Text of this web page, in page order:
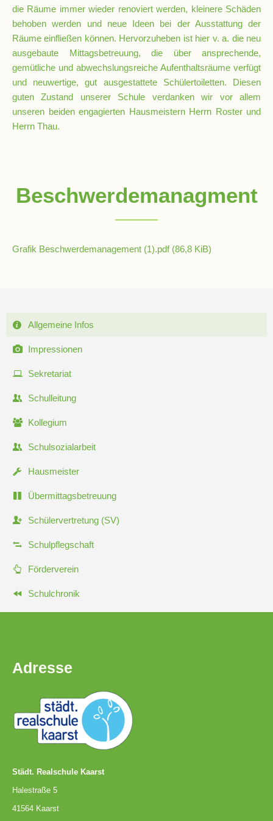
Handynutzung
Datenschutz
die Räume immer wieder renoviert werden, kleinere Schäden
behoben werden und neue Ideen bei der Ausstattung der
Räume einfließen können. Hervorzuheben ist hier v. a. die neu
ausgebaute Mittagsbetreuung, die über ansprechende,
gemütliche und abwechslungsreiche Aufenthaltsräume verfügt
und neuwertige, gut ausgestattete Schülertoiletten. Diesen
guten Zustand unserer Schule verdanken wir vor allem
unseren beiden engagierten Hausmeistern Herrn Roster und
Herrn Thau.
Beschwerdemanagment
Grafik Beschwerdemanagement (1).pdf (86,8 KiB)
NavigationAllgemeine Infos
Impressionen
Sekretariat
Schulleitung
Kollegium
Schulsozialarbeit
Hausmeister
Übermittagsbetreuung
Schülervertretung (SV)
Schulpflegschaft
Förderverein
Schulchronik
Adresse
Städt. Realschule Kaarst
Halestraße 5
41564 Kaarst